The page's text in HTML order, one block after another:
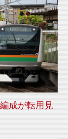
成が転用見